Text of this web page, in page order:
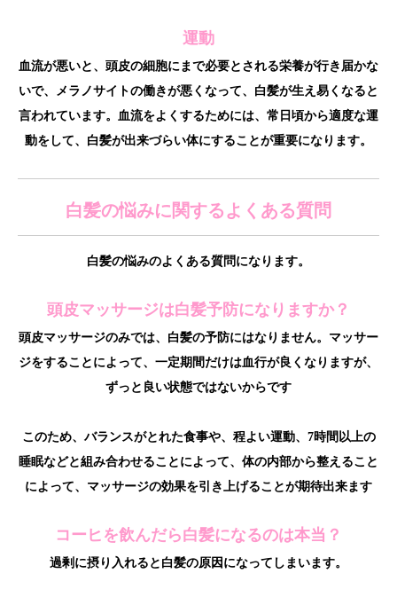
運動
血流が悪いと、頭皮の細胞にまで必要とされる栄養が行き届かな
いで、メラノサイトの働きが悪くなって、白髪が生え易くなると
言われています。血流をよくするためには、常日頃から適度な運
動をして、白髪が出来づらい体にすることが重要になります。
白髪の悩みに関するよくある質問
白髪の悩みのよくある質問になります。
頭皮マッサージは白髪予防になりますか？
頭皮マッサージのみでは、白髪の予防にはなりません。マッサー
ジをすることによって、一定期間だけは血行が良くなりますが、
ずっと良い状態ではないからです
このため、バランスがとれた食事や、程よい運動、7時間以上の
睡眠などと組み合わせることによって、体の内部から整えること
によって、マッサージの効果を引き上げることが期待出来ます
コーヒを飲んだら白髪になるのは本当？
過剰に摂り入れると白髪の原因になってしまいます。